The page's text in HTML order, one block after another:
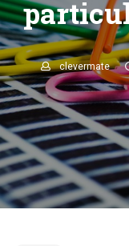
clevermate